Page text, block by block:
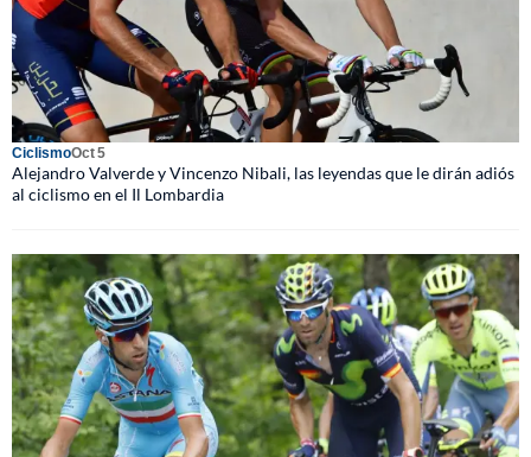
CiclismoOct 5
Alejandro Valverde y Vincenzo Nibali, las leyendas que le dirán adiós
al ciclismo en el Il Lombardia